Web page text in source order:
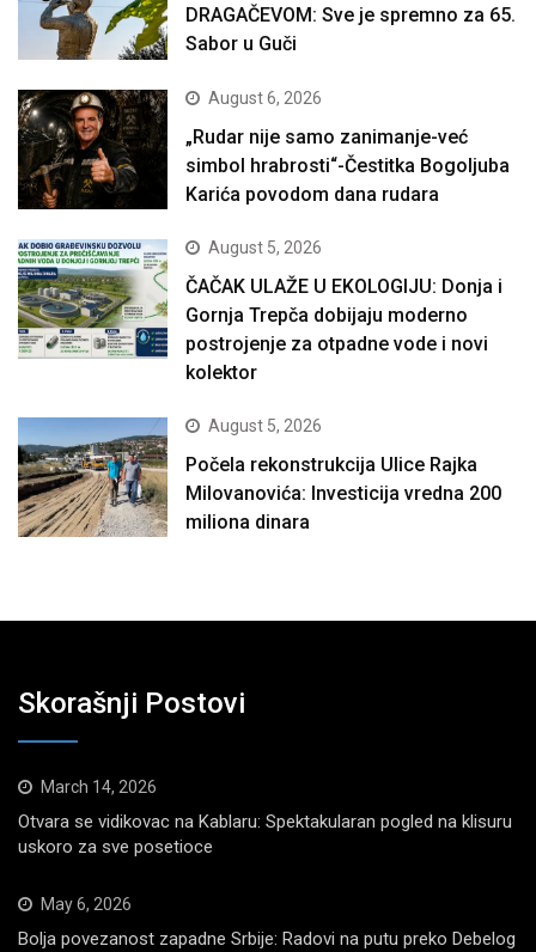
DRAGAČEVOM: Sve je spremno za 65.
Sabor u Guči
August 6, 2026
„Rudar nije samo zanimanje-već
simbol hrabrosti“-Čestitka Bogoljuba
Karića povodom dana rudara
August 5, 2026
ČAČAK ULAŽE U EKOLOGIJU: Donja i
Gornja Trepča dobijaju moderno
postrojenje za otpadne vode i novi
kolektor
August 5, 2026
Počela rekonstrukcija Ulice Rajka
Milovanovića: Investicija vredna 200
miliona dinara
Skorašnji Postovi
March 14, 2026
Otvara se vidikovac na Kablaru: Spektakularan pogled na klisuru
uskoro za sve posetioce
May 6, 2026
Bolja povezanost zapadne Srbije: Radovi na putu preko Debelog